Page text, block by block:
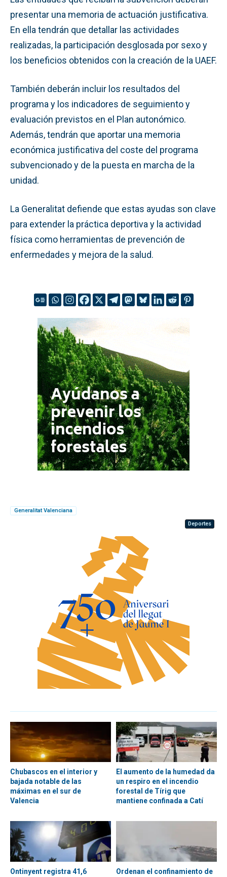
presentar una memoria de actuación justificativa.
En ella tendrán que detallar las actividades
realizadas, la participación desglosada por sexo y
los beneficios obtenidos con la creación de la UAEF.
También deberán incluir los resultados del
programa y los indicadores de seguimiento y
evaluación previstos en el Plan autonómico.
Además, tendrán que aportar una memoria
económica justificativa del coste del programa
subvencionado y de la puesta en marcha de la
unidad.
La Generalitat defiende que estas ayudas son clave
para extender la práctica deportiva y la actividad
física como herramientas de prevención de
enfermedades y mejora de la salud.
Generalitat Valenciana
Deportes
Chubascos en el interior y
bajada notable de las
máximas en el sur de
Valencia
El aumento de la humedad da
un respiro en el incendio
forestal de Tírig que
mantiene confinada a Catí
Ontinyent registra 41,6
Ordenan el confinamiento de